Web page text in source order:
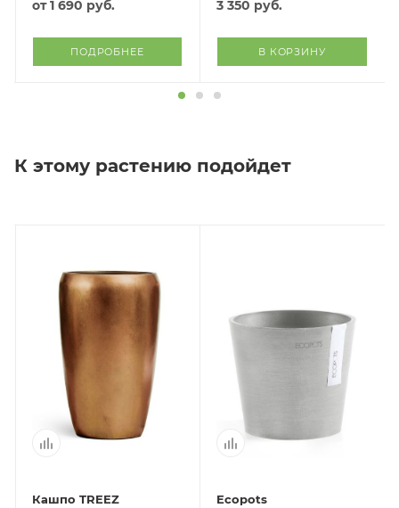
от1 690 руб.
ПОДРОБНЕЕ
3 350 руб.
В КОРЗИНУ
К этому растению подойдет
Кашпо TREEZ
Ecopots